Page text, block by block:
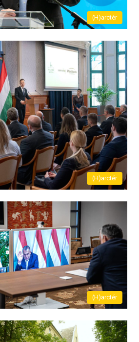
(H)arctér
(H)arctér
(H)arctér